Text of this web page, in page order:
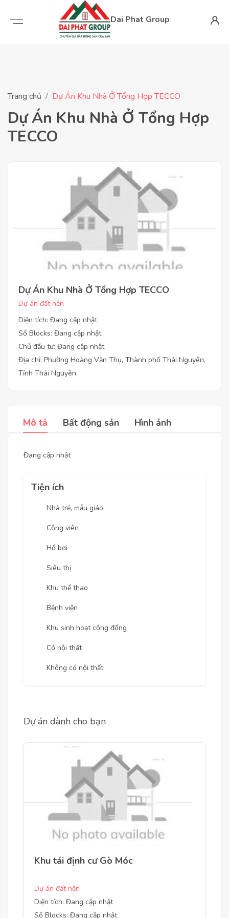
Dai Phat Group
Trang chủ Dự Án Khu Nhà Ở Tổng Hợp TECCO
Dự Án Khu Nhà Ở Tổng Hợp
TECCO
Dự Án Khu Nhà Ở Tổng Hợp TECCO
Dự án đất nền
Diện tích: Đang cập nhật
Số Blocks: Đang cập nhật
Chủ đầu tư: Đang cập nhật
Địa chỉ: Phường Hoàng Văn Thụ, Thành phố Thái Nguyên,
Tỉnh Thái Nguyên
Mô tả Bất động sản Hình ảnh
Đang cập nhật
Tiện ích
Nhà trẻ, mẫu giáo
Công viên
Hồ bơi
Siêu thị
Khu thể thao
Bệnh viện
Khu sinh hoạt cộng đồng
Có nội thất
Không có nội thất
Dự án dành cho bạn
Khu tái định cư Gò Móc
Dự án đất nền
Diện tích: Đang cập nhật
Số Blocks: Đang cập nhật